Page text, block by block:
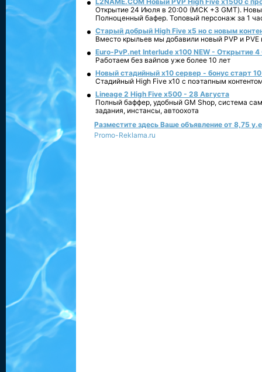
Открытие 24 Июля в 20:00 (МСК +3 GMT).
Полноценный бафер. Топовый персонаж за 1
Старый добрый High Five x5 но с новым
Вместо крыльев мы добавили новый PVP и PVE
Euro-PvP.net Interlude х100 NEW - Открытие 4
Работаем без вайпов уже более 10 лет
Новый стадийный х10 сервер - бонус старт
Стадийный High Five x10 с поэтапным
Lineage 2 High Five x500 - 28 Августа
Полный баффер, удобный GM Shop, система
задания, инстансы, автоохота
Разместите здесь Ваше объявление от 8,75
Promo-Reklama.ru